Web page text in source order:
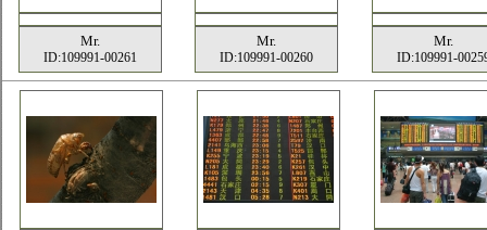
Mr.
ID:109991-00261
Mr.
ID:109991-00260
Mr.
ID:109991-